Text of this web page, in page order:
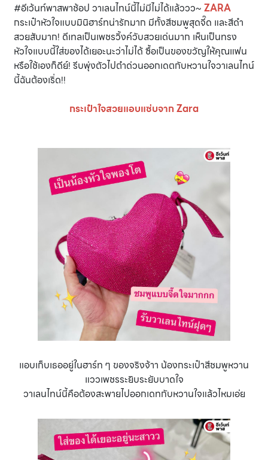
#อีเว้นท์พาสพาช้อป วาเลนไทน์นี้ไม่มีไม่ได้แล้ววว~ ZARA
กระเป๋าหัวใจแบบมินิฮาร์ทน่ารักมาก มีทั้งสีชมพูสุดจี๊ด และสีดำ
สวยสับมาก! ดีเทลเป็นเพชรวิ้งค์วับสวยเด่นมาก เห็นเป็นทรง
หัวใจแบบนี้ใส่ของได้เยอะนะว่าไม่ได้ ซื้อเป็นของขวัญให้คุณแฟน
หรือใช้เองก็ดีย์! รีบพุ่งตัวไปตำด่วนออกเดตกับหวานใจวาเลนไทน์
นี้ฉันต้องเริ่ด!!
กระเป๋าใจสวยแอบแซ่บจาก Zara
แอบเก็บเธออยู่ในฮาร์ท ๆ ของจริงจ้าา น้องกระเป๋าสีชมพูหวาน
แววเพชรระยิบระยับบาดใจ
วาเลนไทน์นี้คือต้องสะพายไปออกเดทกับหวานใจแล้วไหมเอ่ย